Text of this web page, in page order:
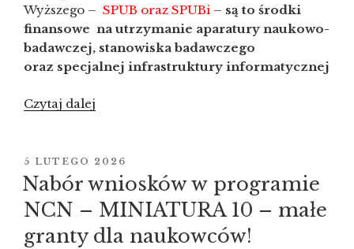
Wyższego – SPUB oraz SPUBi – są to środki
finansowe na utrzymanie aparatury naukowo-
badawczej, stanowiska badawczego
oraz specjalnej infrastruktury informatycznej
Czytaj dalej
dotacji
na utrzymanie
aparatury
naukowo-
badawczej,
OPUBLIKOWANE
W
5 LUTEGO 2026
Nabór wniosków w programie
NCN – MINIATURA 10 – małe
granty dla naukowców!